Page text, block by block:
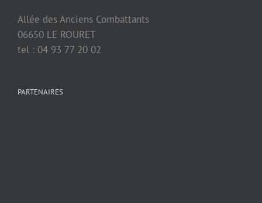
Allée des Anciens Combattants
06650 LE ROURET
tel : 04 93 77 20 02
PARTENAIRES